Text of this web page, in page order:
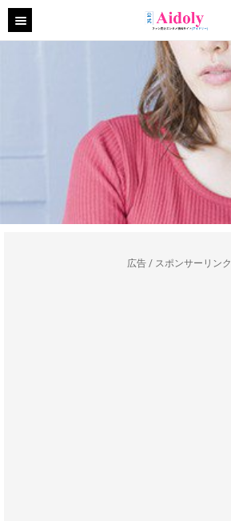
広告 / スポンサーリンク